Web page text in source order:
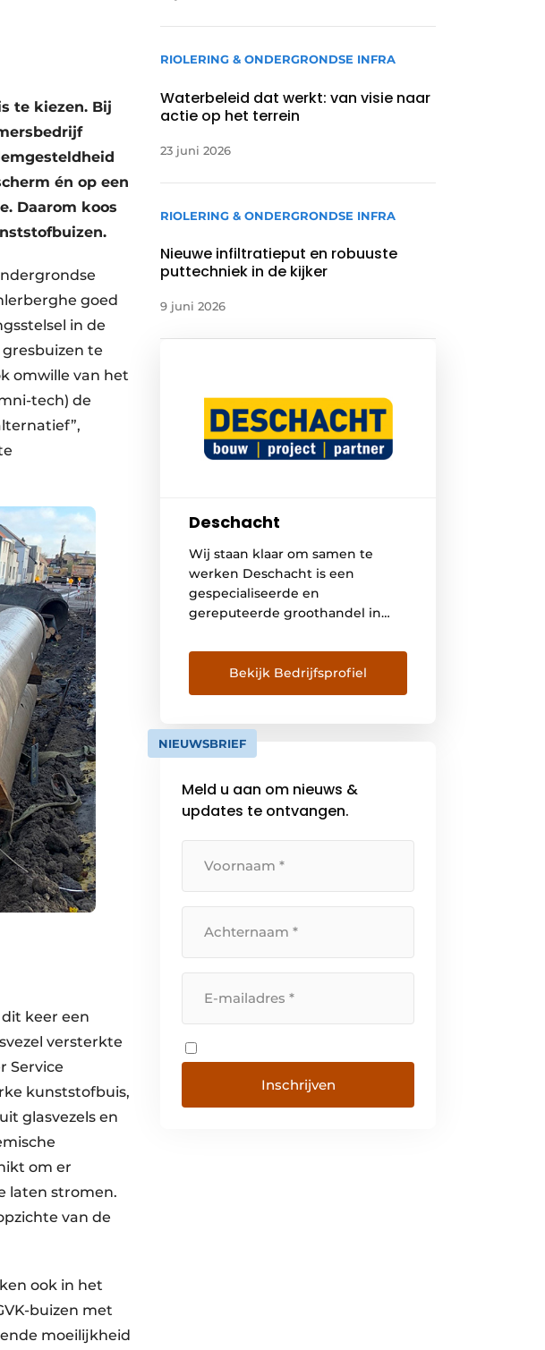
te kiezen. Bij
én op een
Daarom koos
goed
in de
te
omwille van het
tech) de
keer een
versterkte
Service
kunststofbuis,
glasvezels en
om er
laten stromen.
van de
ook in het
buizen met
moeilijkheid
RIOLERING & ONDERGRONDSE INFRA
Waterbeleid dat werkt: van visie naar
actie op het terrein
23 juni 2026
RIOLERING & ONDERGRONDSE INFRA
Nieuwe infiltratieput en robuuste
puttechniek in de kijker
9 juni 2026
Deschacht
Wij staan klaar om samen te
werken Deschacht is een
gespecialiseerde en
gereputeerde groothandel in
dak-, gevel- en isolatiematerialen
en folies. Onze klanten zijn zowel
bouwprofessionals als doe-het-
gekende merken maar ook een
kwalitatief en groeiend private-
ruim honderd werknemers en
meer dan […]
Bekijk Bedrijfsprofiel
NIEUWSBRIEF
Meld u aan om nieuws &
updates te ontvangen.
Inschrijven